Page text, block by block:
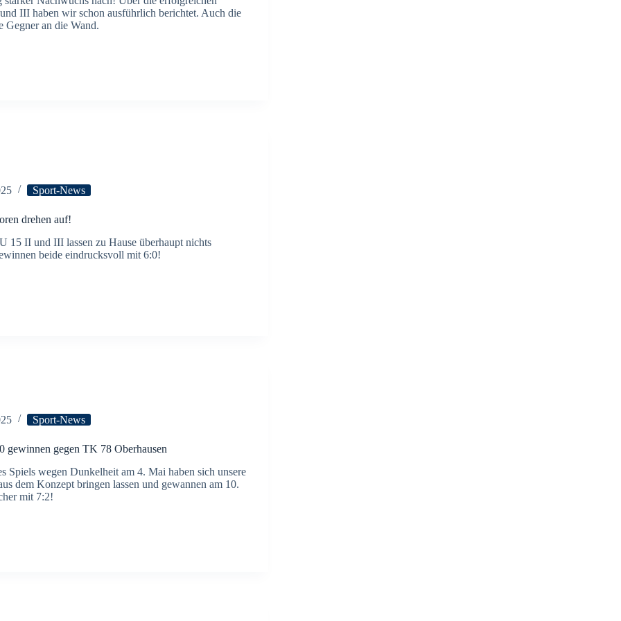
III haben wir schon ausführlich berichtet. Auch die
Gegner an die Wand.
Sport-News
drehen auf!
15 II und III lassen zu Hause überhaupt nichts
beide eindrucksvoll mit 6:0!
Sport-News
gewinnen gegen TK 78 Oberhausen
Spiels wegen Dunkelheit am 4. Mai haben sich unsere
dem Konzept bringen lassen und gewannen am 10.
mit 7:2!